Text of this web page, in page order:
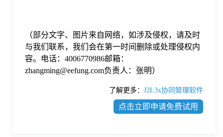
（部分文字、图片来自网络，如涉及侵权，请及时
与我们联系，我们会在第一时间删除或处理侵权内
容。电话：4006770986邮箱：
zhangming@eefung.com负责人：张明）
了解更多： J2L3x协同管理软件
点击立即申请免费试用